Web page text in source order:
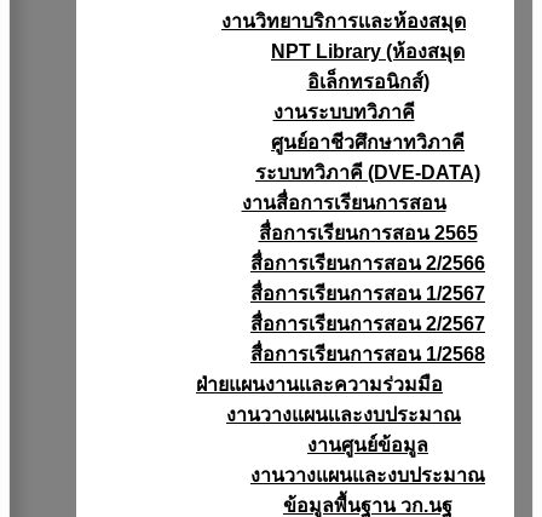
งานวิทยาบริการเเละห้องสมุด
NPT Library (ห้องสมุด
อิเล็กทรอนิกส์)
งานระบบทวิภาคี
ศูนย์อาชีวศึกษาทวิภาคี
ระบบทวิภาคี (DVE-DATA)
งานสื่อการเรียนการสอน
สื่อการเรียนการสอน 2565
สื่อการเรียนการสอน 2/2566
สื่อการเรียนการสอน 1/2567
สื่อการเรียนการสอน 2/2567
สื่อการเรียนการสอน 1/2568
ฝ่ายแผนงานเเละความร่วมมือ
งานวางแผนเเละงบประมาณ
งานศูนย์ข้อมูล
งานวางแผนและงบประมาณ
ข้อมูลพื้นฐาน วก.นฐ